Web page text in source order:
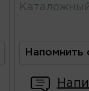
Напомнить